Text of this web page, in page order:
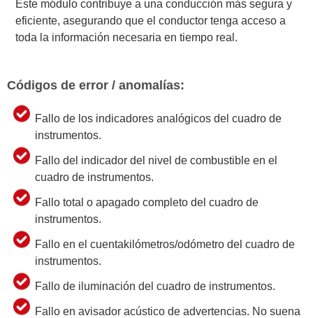
Este módulo contribuye a una conducción más segura y
eficiente, asegurando que el conductor tenga acceso a
toda la información necesaria en tiempo real.
Códigos de error / anomalías:
Fallo de los indicadores analógicos del cuadro de
instrumentos.
Fallo del indicador del nivel de combustible en el
cuadro de instrumentos.
Fallo total o apagado completo del cuadro de
instrumentos.
Fallo en el cuentakilómetros/odómetro del cuadro de
instrumentos.
Fallo de iluminación del cuadro de instrumentos.
Fallo en avisador acústico de advertencias. No suena